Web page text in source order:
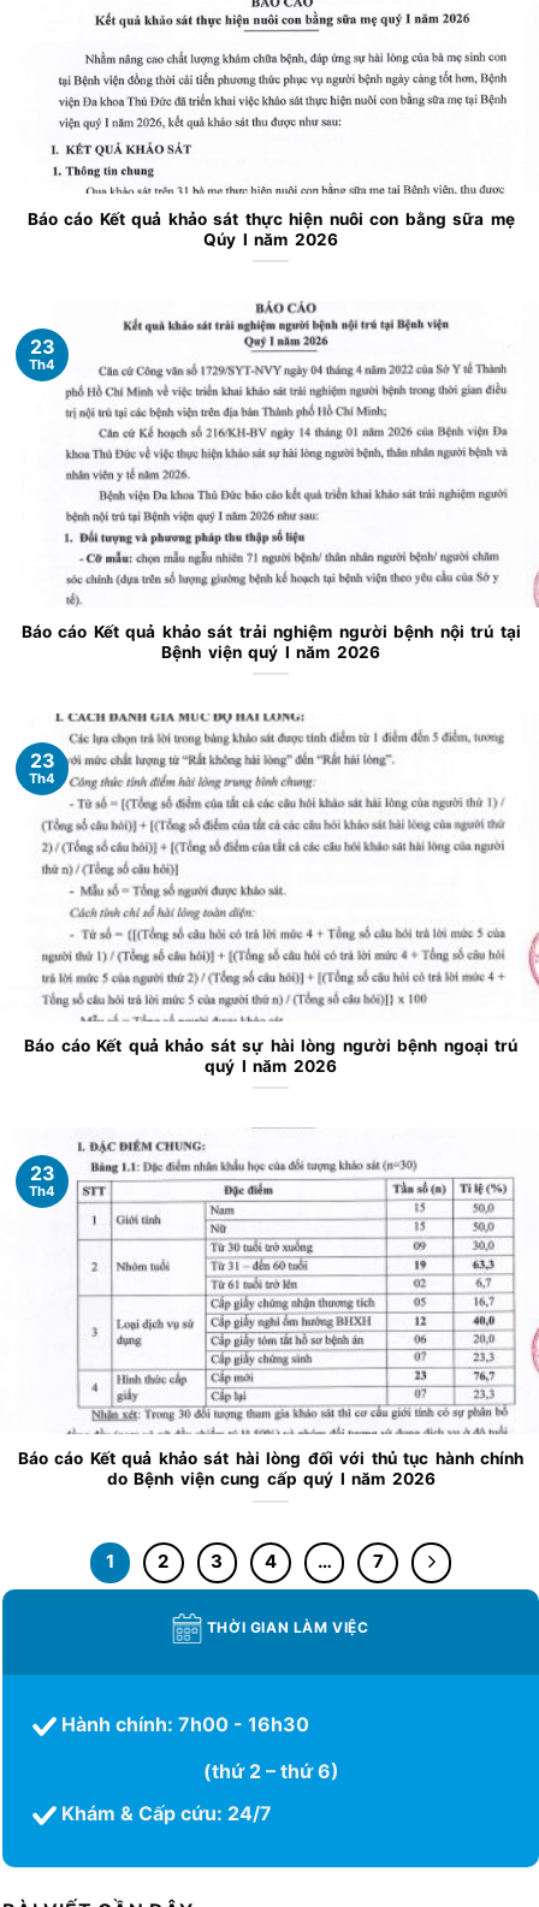
Báo cáo Kết quả khảo sát thực hiện nuôi con bằng sữa mẹ
Qúy I năm 2026
Báo cáo Kết quả khảo sát trải nghiệm người bệnh nội trú tại
Bệnh viện quý I năm 2026
23
Th4
Báo cáo Kết quả khảo sát sự hài lòng người bệnh ngoại trú
quý I năm 2026
23
Th4
Báo cáo Kết quả khảo sát hài lòng đối với thủ tục hành chính
do Bệnh viện cung cấp quý I năm 2026
23
Th4
1 2 3 4 … 7
THỜI GIAN LÀM VIỆC
Hành chính: 7h00 - 16h30
(thứ 2 – thứ 6)
Khám & Cấp cứu: 24/7